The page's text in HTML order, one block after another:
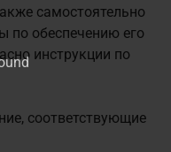
самостоятельно
по обеспечению его
инструкции по
соответствующие